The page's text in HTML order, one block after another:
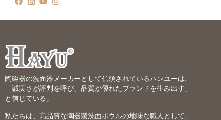
陶磁器の洗面器メーカーとして信頼されているハンユーは、
「誠実さが評判を呼び、品質が優れたブランドを生み出す」
と信じている。
私たちは、高品質な陶器製洗面ボウルの地味な職人として、